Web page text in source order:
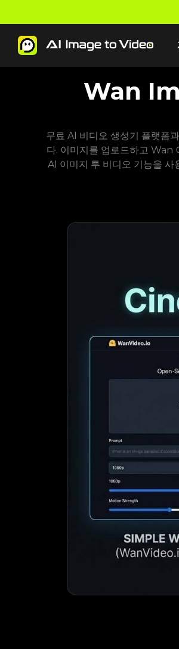
Wan
무료 AI 비디오 생성기 플랫폼
다. 이미지를 업로드하고 Wan
AI 이미지 투 비디오 기능을